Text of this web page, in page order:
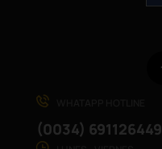
(0034) 691126449